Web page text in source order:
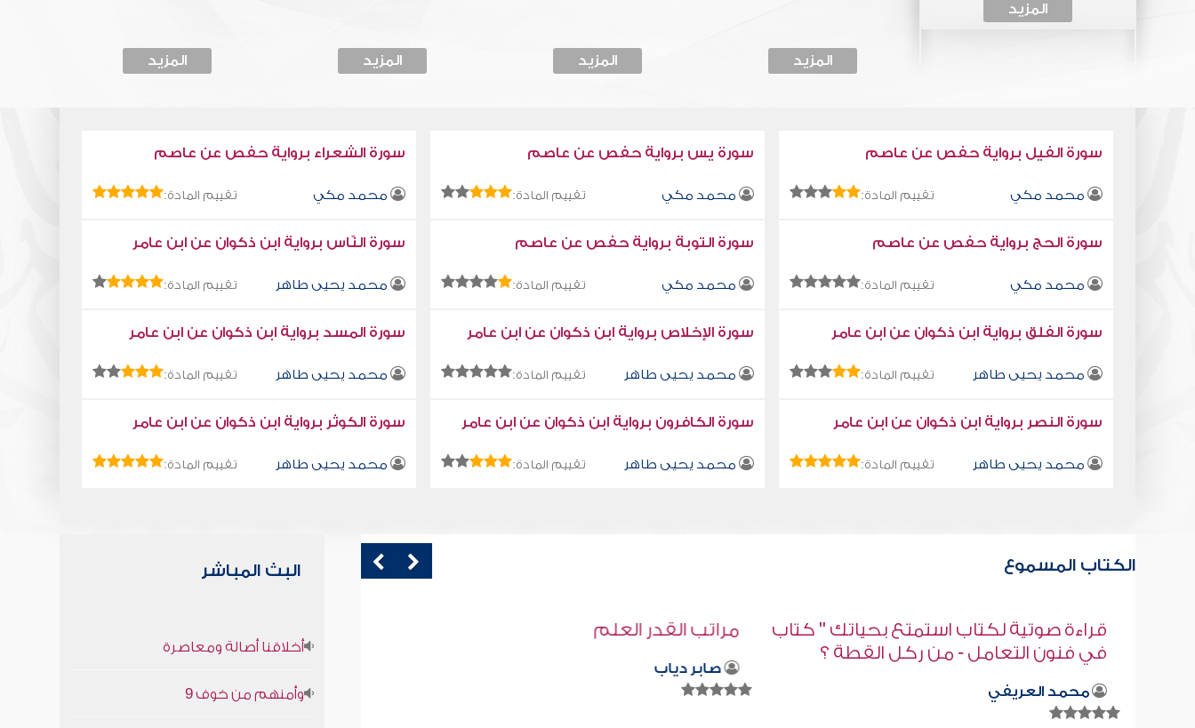
المزيد
المزيد المزيد المزيد المزيد
سورة الفيل برواية حفص عن عاصم
محمد مكي تقييم المادة:
سورة يس برواية حفص عن عاصم
محمد مكي تقييم المادة:
سورة الشعراء برواية حفص عن عاصم
محمد مكي تقييم المادة:
سورة الحج برواية حفص عن عاصم
محمد مكي تقييم المادة:
سورة التوبة برواية حفص عن عاصم
محمد مكي تقييم المادة:
سورة النّاس برواية ابن ذكوان عن ابن عامر
محمد يحيى طاهر تقييم المادة:
سورة الفلق برواية ابن ذكوان عن ابن عامر
محمد يحيى طاهر تقييم المادة:
سورة الإخلاص برواية ابن ذكوان عن ابن عامر
محمد يحيى طاهر تقييم المادة:
سورة المسد برواية ابن ذكوان عن ابن عامر
محمد يحيى طاهر تقييم المادة:
سورة النصر برواية ابن ذكوان عن ابن عامر
محمد يحيى طاهر تقييم المادة:
سورة الكافرون برواية ابن ذكوان عن ابن عامر
محمد يحيى طاهر تقييم المادة:
سورة الكوثر برواية ابن ذكوان عن ابن عامر
محمد يحيى طاهر تقييم المادة:
الكتاب المسموع
قراءة صوتية لكتاب استمتع بحياتك " كتاب
في فنون التعامل - من ركل القطة ؟
محمد العريفي
مراتب القدر العلم
صابر دياب
البث المباشر
أخلاقنا أصالة ومعاصرة
وأمنهم من خوف 9